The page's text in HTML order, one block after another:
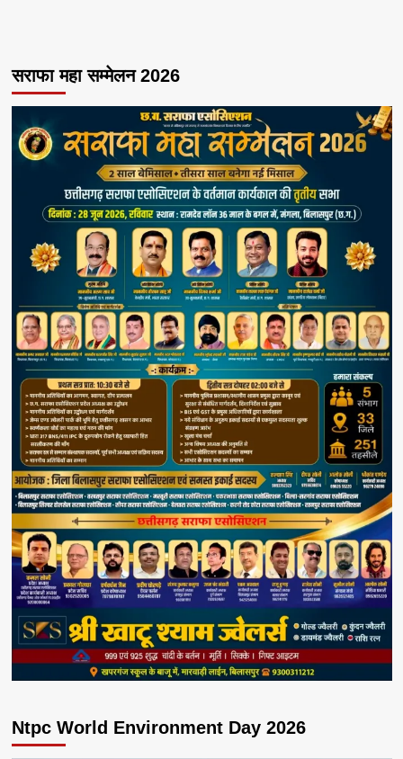
सराफा महा सम्मेलन 2026
Ntpc World Environment Day 2026